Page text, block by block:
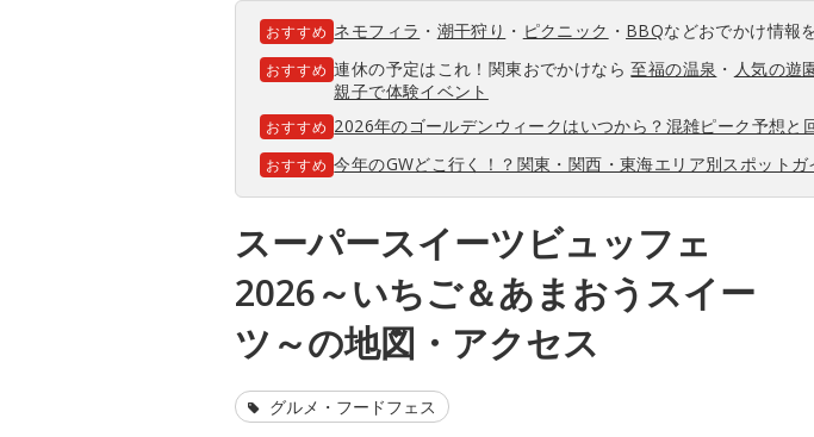
おすすめ ネモフィラ ・ 潮干狩り ・ ピクニック ・ BBQなどおでかけ情報
おすすめ 連休の予定はこれ！関東おでかけなら至福の温泉 ・ 人気の遊
親子で体験イベント
おすすめ 2026年のゴールデンウィークはいつから？混雑ピーク予想と
おすすめ 今年のGWどこ行く！？関東・関西・東海エリア別スポットガ
スーパースイーツビュッフェ
2026～いちご＆あまおうスイー
ツ～の地図・アクセス
グルメ・フードフェス